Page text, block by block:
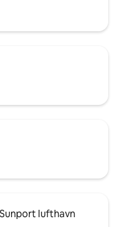
lufthavn